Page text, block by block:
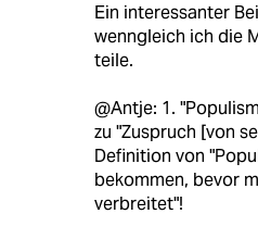
Ein interessanter
wenngleich ich die
teile.
@Antje: 1.
zu "Zuspruch [von
Definition von
bekommen, bevor
verbreitet"!